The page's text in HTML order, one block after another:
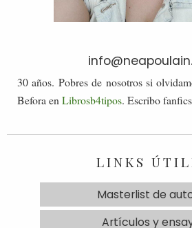
30 años. Pobres de nosotros si
Befora en Librosb4tipos. Escribo
LINKS
Masterlist de
Artículos y